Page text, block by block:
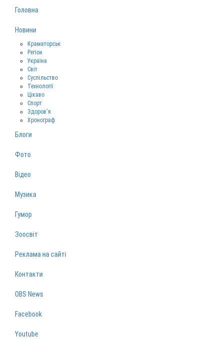
Головна
Новини
Краматорськ
Регіон
Україна
Світ
Суспільство
Технології
Цікаво
Спорт
Здоров‘я
Хронограф
Блоги
Фото
Відео
Музика
Гумор
Зоосвіт
Реклама на сайті
Контакти
OBS News
Facebook
Youtube